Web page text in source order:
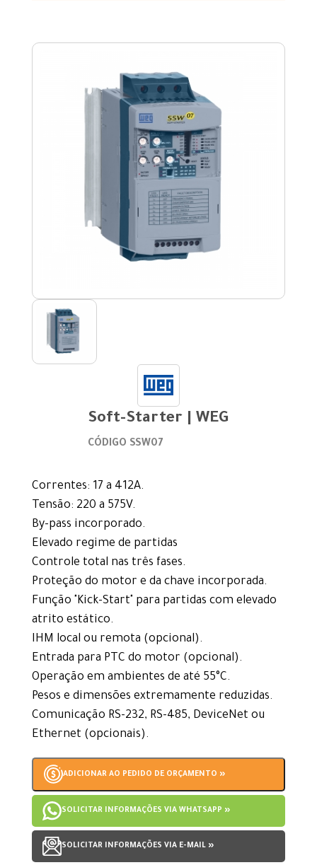
Soft-Starter | WEG
CÓDIGO SSW07
Correntes: 17 a 412A.
Tensão: 220 a 575V.
By-pass incorporado.
Elevado regime de partidas
Controle total nas três fases.
Proteção do motor e da chave incorporada.
Função "Kick-Start" para partidas com elevado
atrito estático.
IHM local ou remota (opcional).
Entrada para PTC do motor (opcional).
Operação em ambientes de até 55°C.
Pesos e dimensões extremamente reduzidas.
Comunicação RS-232, RS-485, DeviceNet ou
Ethernet (opcionais).
ADICIONAR AO PEDIDO DE ORÇAMENTO »
SOLICITAR INFORMAÇÕES VIA WHATSAPP »
SOLICITAR INFORMAÇÕES VIA E-MAIL »